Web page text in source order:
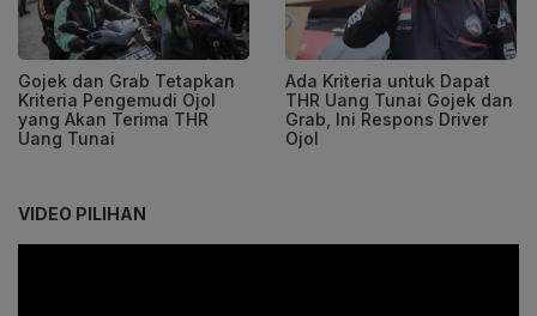
Gojek dan Grab Tetapkan
Kriteria Pengemudi Ojol
yang Akan Terima THR
Uang Tunai
Ada Kriteria untuk Dapat
THR Uang Tunai Gojek dan
Grab, Ini Respons Driver
Ojol
VIDEO PILIHAN